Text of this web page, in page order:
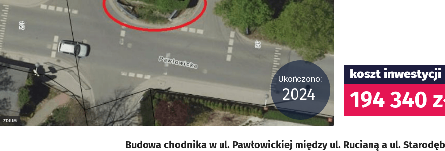
ZDIUM
Ukończono:
2024
koszt inwestycji
194 340
Budowa chodnika w ul. Pawłowickiej między ul. Rucianą a ul.